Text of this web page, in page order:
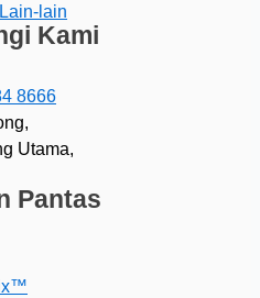
lain
Kami
8666
Utama,
Pantas